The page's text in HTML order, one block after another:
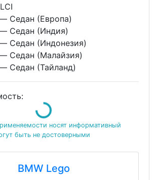
Седан (Европа)
Седан (Индия)
Седан (Индонезия)
Седан (Малайзия)
Седан (Тайланд)
Loading...
носят информативный
быть не достоверными
BMW Lego